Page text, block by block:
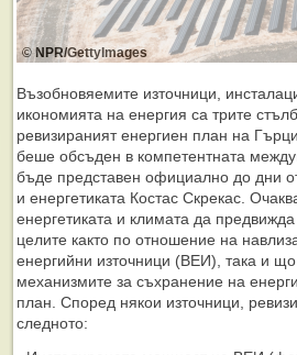
© NPR/GettyImages
Възобновяемите източници,
икономията на енергия са трите
ревизираният енергиен план на
беше обсъден в компетентната
бъде представен официално до дни
и енергетиката Костас Скрекас.
енергетиката и климата да
целите както по отношение на
енергийни източници (ВЕИ), така и
механизмите за съхранение на
план. Според някои източници,
следното: